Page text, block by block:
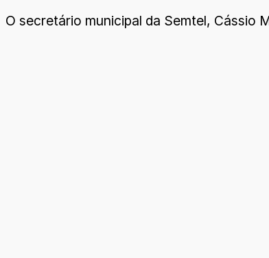
O secretário municipal da Semtel, Cássio